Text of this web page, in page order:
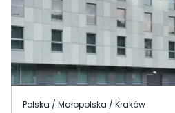
Polska / Małopolska / Kraków